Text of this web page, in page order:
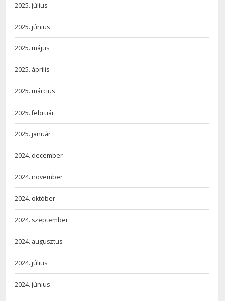
2025. július
2025. június
2025. május
2025. április
2025. március
2025. február
2025. január
2024. december
2024. november
2024. október
2024. szeptember
2024. augusztus
2024. július
2024. június